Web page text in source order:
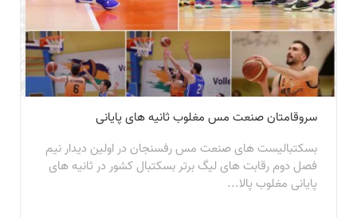
سروقامتان صنعت مس مغلوب ثانیه های پایانی
بسکتبالیست های صنعت مس رفسنجان در اولین دیدار نیم
فصل دوم رقابت های لیگ برتر بسکتبال کشور در ثانیه های
پایانی مغلوب پالا...